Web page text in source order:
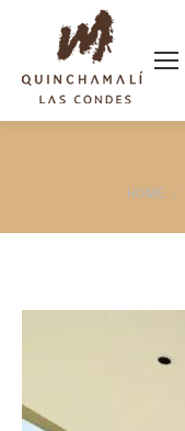
You
HOME